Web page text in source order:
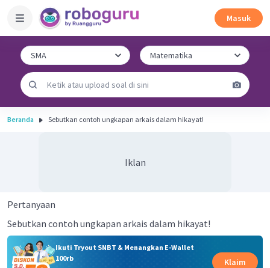
Masuk
Beranda Sebutkan contoh ungkapan arkais dalam hikayat!
Iklan
Pertanyaan
Sebutkan contoh ungkapan arkais dalam hikayat!
Ikuti Tryout SNBT & Menangkan E-Wallet
100rb
Klaim